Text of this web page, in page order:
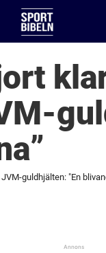
guldhjälten: "En